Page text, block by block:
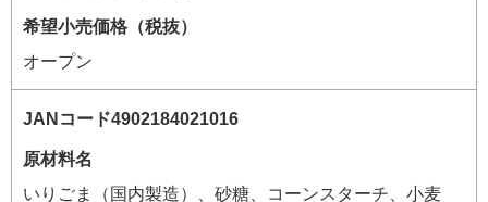
希望小売価格（税抜）
オープン
原材料名
いりごま（国内製造）、砂糖、コーンスターチ、小麦